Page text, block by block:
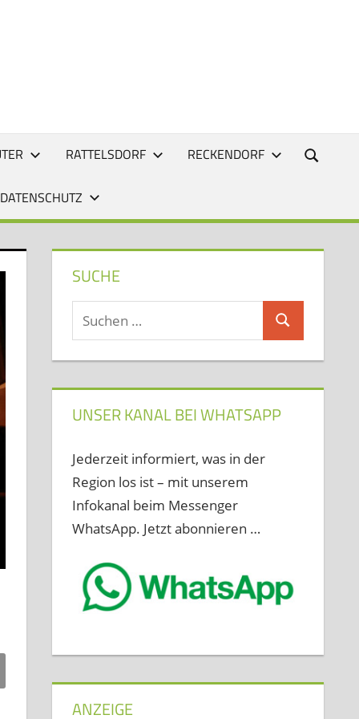
RATTELSDORF RECKENDORF
SUCHE
Suchen
nach:
Suchen
UNSER KANAL BEI WHATSAPP
Jederzeit informiert, was in der
Region los ist – mit unserem
Infokanal beim Messenger
WhatsApp. Jetzt abonnieren …
ANZEIGE